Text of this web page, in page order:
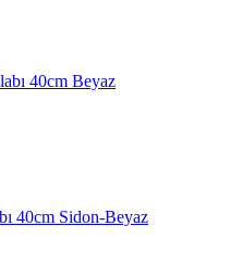
40cm Beyaz
40cm Sidon-Beyaz